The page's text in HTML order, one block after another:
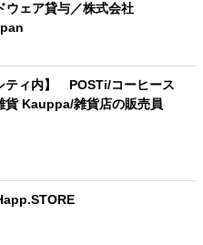
ウェア貸与／株式会社
ティ内】 POSTi/コーヒース
貨 Kauppa/雑貨店の販売員